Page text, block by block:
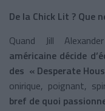
De la Chick Lit ? Que
Quand Jill
américaine décide
des « Desperate
onirique, poignant,
bref de quoi